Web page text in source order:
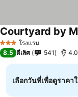
3 ดาว โรงแรม
Courtyard by
8.5 ดีเลิศ 541
เลือกวันที่เพื่อดูราคา